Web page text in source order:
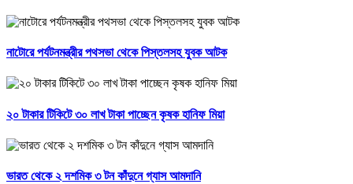
নাটোরে পর্যটনমন্ত্রীর পথসভা থেকে পিস্তলসহ যুবক আটক
২০ টাকার টিকিটে ৩০ লাখ টাকা পাচ্ছেন কৃষক হানিফ মিয়া
ভারত থেকে ২ দশমিক ৩ টন কাঁদুনে গ্যাস আমদানি